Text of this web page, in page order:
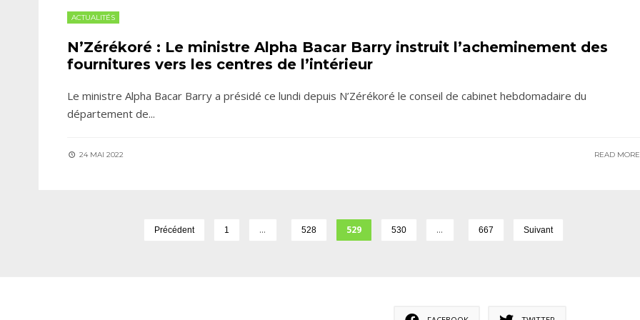
ACTUALITÉS
N’Zérékoré : Le ministre Alpha Bacar Barry instruit l’acheminement des
fournitures vers les centres de l’intérieur
Le ministre Alpha Bacar Barry a présidé ce lundi depuis N’Zérékoré le conseil de cabinet hebdomadaire du
département de...
24 MAI 2022 READ
Précédent 1 … 528 529 530 … 667 Suivant